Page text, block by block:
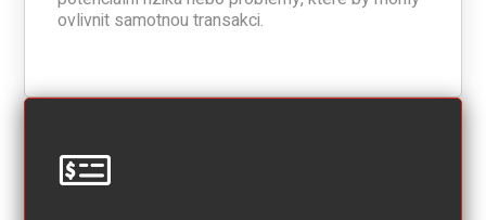
ovlivnit samotnou transakci.